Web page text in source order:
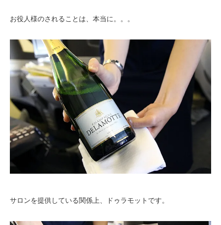
お役人様のされることは、本当に。。。
サロンを提供している関係上、ドゥラモットです。